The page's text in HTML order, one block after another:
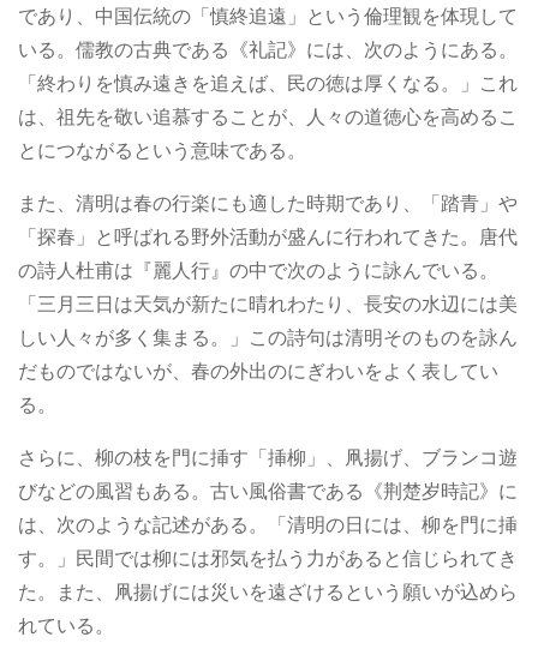
であり、中国伝統の「慎終追遠」という倫理観を体現して
いる。儒教の古典である《礼記》には、次のようにある。
「終わりを慎み遠きを追えば、民の徳は厚くなる。」これ
は、祖先を敬い追慕することが、人々の道徳心を高めるこ
とにつながるという意味である。
また、清明は春の行楽にも適した時期であり、「踏青」や
「探春」と呼ばれる野外活動が盛んに行われてきた。唐代
の詩人杜甫は『麗人行』の中で次のように詠んでいる。
「三月三日は天気が新たに晴れわたり、長安の水辺には美
しい人々が多く集まる。」この詩句は清明そのものを詠ん
だものではないが、春の外出のにぎわいをよく表してい
る。
さらに、柳の枝を門に挿す「挿柳」、凧揚げ、ブランコ遊
びなどの風習もある。古い風俗書である《荆楚岁時記》に
は、次のような記述がある。「清明の日には、柳を門に挿
す。」民間では柳には邪気を払う力があると信じられてき
た。また、凧揚げには災いを遠ざけるという願いが込めら
れている。